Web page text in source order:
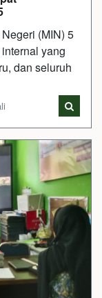
(MIN) 5
yang
dan seluruh